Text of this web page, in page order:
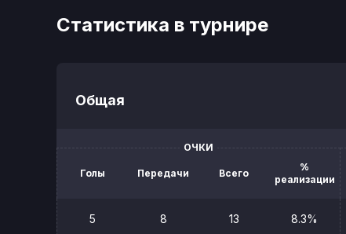
Статистика в турнире
Общая
ОЧКИ
Голы Передачи Всего
%
реализации
5 8 13 8.3%